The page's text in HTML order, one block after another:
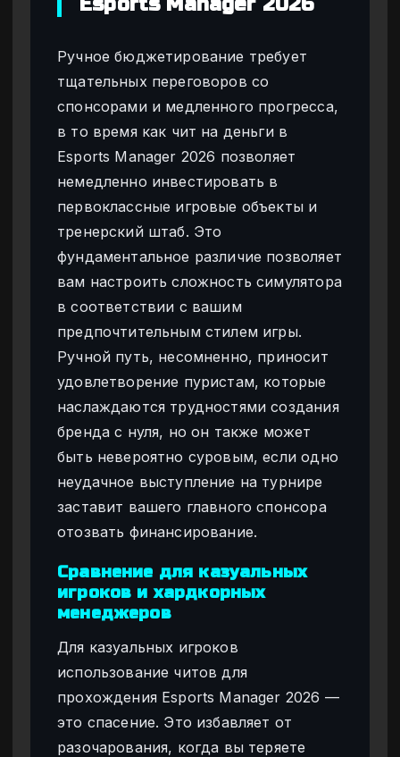
Ручное бюджетирование требует
тщательных переговоров со
спонсорами и медленного прогресса,
в то время как чит на деньги в
Esports Manager 2026 позволяет
немедленно инвестировать в
первоклассные игровые объекты и
тренерский штаб. Это
фундаментальное различие позволяет
вам настроить сложность симулятора
в соответствии с вашим
предпочтительным стилем игры.
Ручной путь, несомненно, приносит
удовлетворение пуристам, которые
наслаждаются трудностями создания
бренда с нуля, но он также может
быть невероятно суровым, если одно
неудачное выступление на турнире
заставит вашего главного спонсора
отозвать финансирование.
Сравнение для казуальных
игроков и хардкорных
менеджеров
Для казуальных игроков
использование читов для
прохождения Esports Manager 2026 —
это спасение. Это избавляет от
разочарования, когда вы теряете